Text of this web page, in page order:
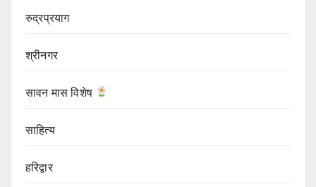
रुद्रप्रयाग
श्रीनगर
सावन मास विशेष
साहित्य
हरिद्वार